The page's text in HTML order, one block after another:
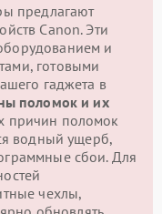
предлагают
Canon. Эти
и
готовыми
гаджета в
поломок и их
причин поломок
водный ущерб,
сбои. Для
чехлы,